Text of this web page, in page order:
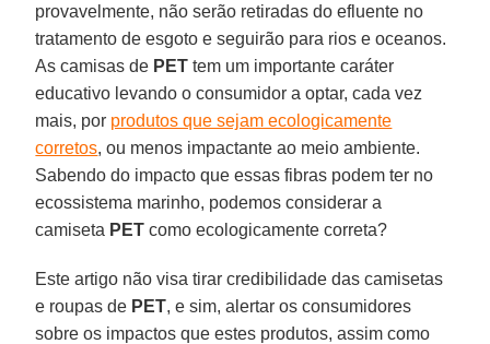
provavelmente, não serão retiradas do efluente no
tratamento de esgoto e seguirão para rios e oceanos.
As camisas de PET tem um importante caráter
educativo levando o consumidor a optar, cada vez
mais, por produtos que sejam ecologicamente
corretos, ou menos impactante ao meio ambiente.
Sabendo do impacto que essas fibras podem ter no
ecossistema marinho, podemos considerar a
camiseta PET como ecologicamente correta?
Este artigo não visa tirar credibilidade das camisetas
e roupas de PET, e sim, alertar os consumidores
sobre os impactos que estes produtos, assim como